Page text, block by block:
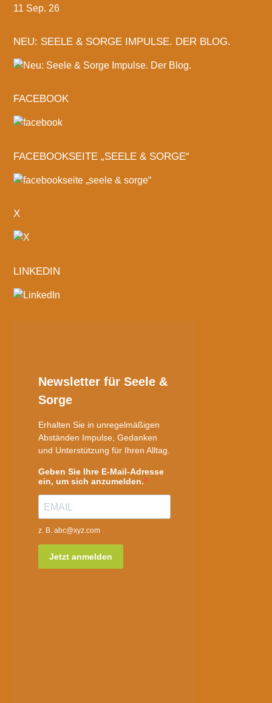
11 Sep. 26
NEU: SEELE & SORGE IMPULSE. DER BLOG.
FACEBOOK
FACEBOOKSEITE „SEELE & SORGE“
X
LINKEDIN